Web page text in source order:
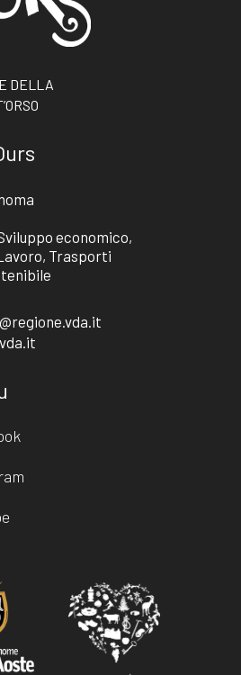
DELLA
economico,
Trasporti